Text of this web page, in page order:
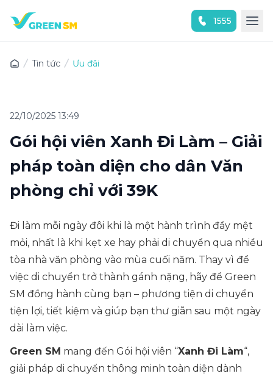
1555
Tin tức Ưu đãi
22/10/2025 13:49
Gói hội viên Xanh Đi Làm – Giải
pháp toàn diện cho dân Văn
phòng chỉ với 39K
Đi làm mỗi ngày đôi khi là một hành trình đầy mệt
mỏi, nhất là khi kẹt xe hay phải di chuyển qua nhiều
tòa nhà văn phòng vào mùa cuối năm. Thay vì để
việc di chuyển trở thành gánh nặng, hãy để Green
SM đồng hành cùng bạn – phương tiện di chuyển
tiện lợi, tiết kiệm và giúp bạn thư giãn sau một ngày
dài làm việc.
Green SM mang đến Gói hội viên “Xanh Đi Làm“,
giải pháp di chuyển thông minh toàn diện dành